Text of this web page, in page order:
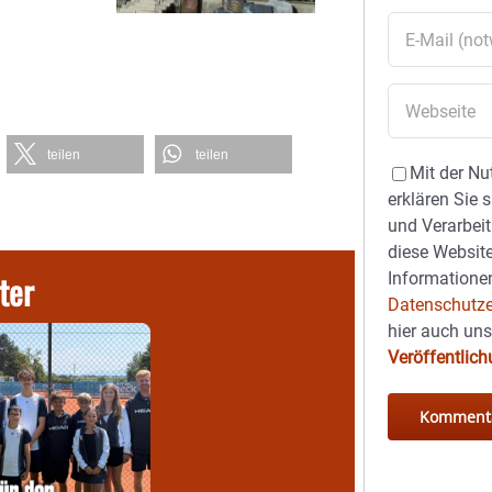
teilen teilen
Mit der
erklären Sie
und
diese
hier auch